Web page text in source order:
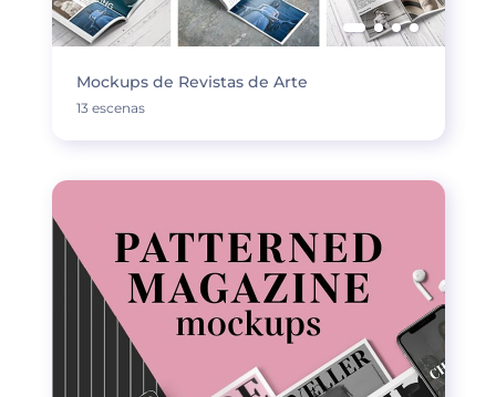
Mockups de Revistas de Arte
13 escenas